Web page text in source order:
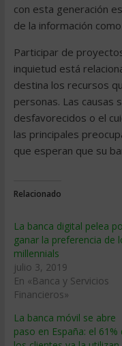
con esta generación
de la información
Participar de
inquietud está
destina los recursos
personas. Las causas
desfavorecidos o el
las principales
que esperan que su
Relacionado
La banca digital pelea
ganar la preferencia de
millennials
julio 3, 2019
En «Banca y Servicios
Financieros»
La banca móvil se abre
paso en España: el 61%